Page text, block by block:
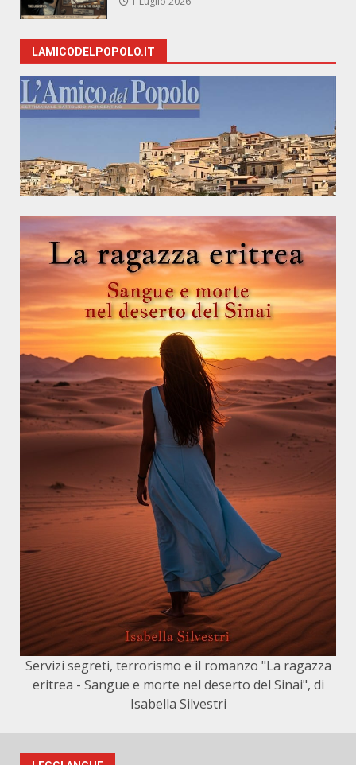
LAMICODELPOPOLO.IT
Servizi segreti, terrorismo e il romanzo "La ragazza
eritrea - Sangue e morte nel deserto del Sinai", di
Isabella Silvestri